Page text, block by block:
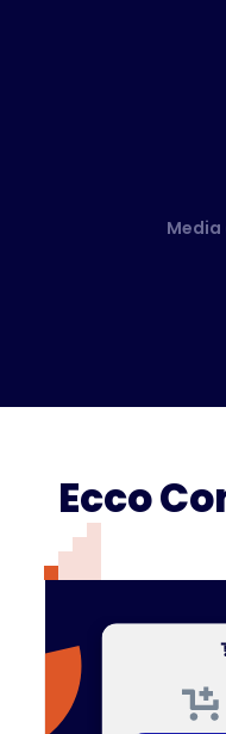
Media
Ecco